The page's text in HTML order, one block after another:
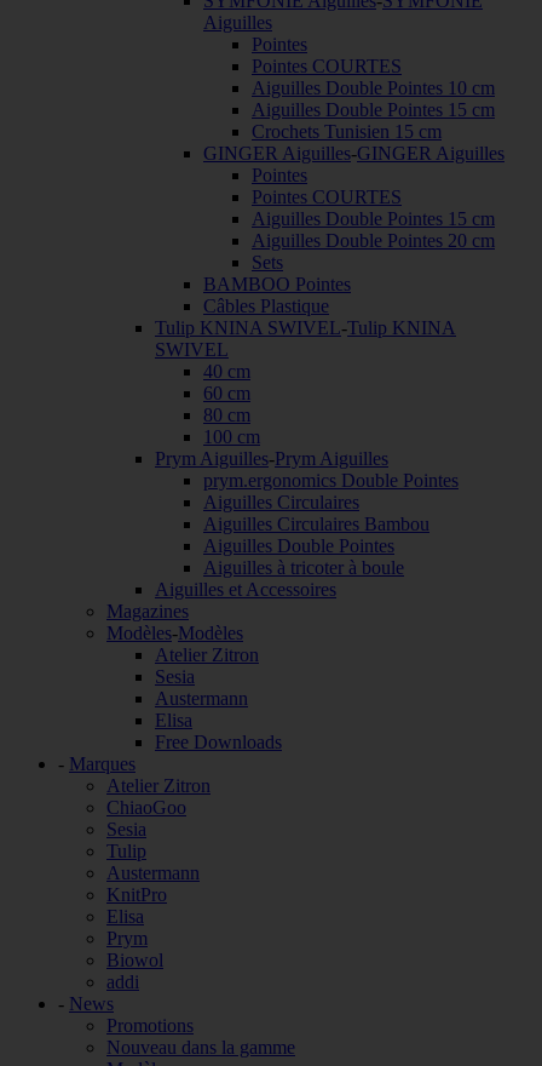
Aiguilles
Pointes
Pointes COURTES
Aiguilles Double Pointes 10 cm
Aiguilles Double Pointes 15 cm
Crochets Tunisien 15 cm
GINGER Aiguilles-GINGER Aiguilles
Pointes
Pointes COURTES
Aiguilles Double Pointes 15 cm
Aiguilles Double Pointes 20 cm
Sets
BAMBOO Pointes
Câbles Plastique
Tulip KNINA SWIVEL-Tulip KNINA
SWIVEL
40 cm
60 cm
80 cm
100 cm
Prym Aiguilles-Prym Aiguilles
prym.ergonomics Double Pointes
Aiguilles Circulaires
Aiguilles Circulaires Bambou
Aiguilles Double Pointes
Aiguilles à tricoter à boule
Aiguilles et Accessoires
Magazines
Modèles-Modèles
Atelier Zitron
Sesia
Austermann
Elisa
Free Downloads
- Marques
Atelier Zitron
ChiaoGoo
Sesia
Tulip
Austermann
KnitPro
Elisa
Prym
Biowol
addi
- News
Promotions
Nouveau dans la gamme